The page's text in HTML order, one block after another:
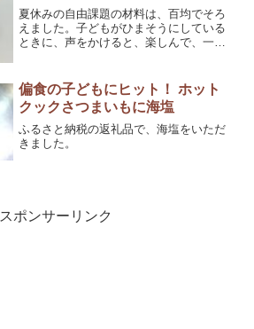
夏休みの自由課題の材料は、百均でそろ
えました。子どもがひまそうにしている
ときに、声をかけると、楽しんで、一気
偏食の子どもにヒット！ ホット
クックさつまいもに海塩
ふるさと納税の返礼品で、海塩をいただ
きました。
スポンサーリンク